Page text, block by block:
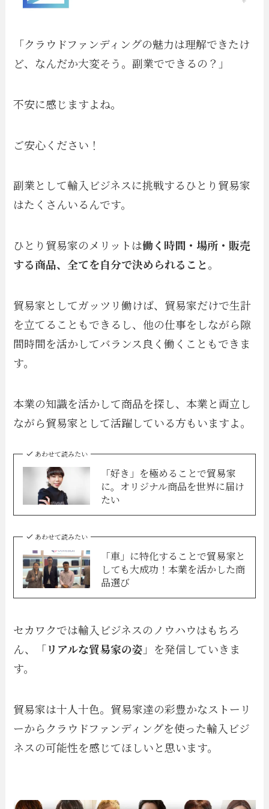
「クラウドファンディングの魅力は理解できたけ
ど、なんだか大変そう。副業でできるの？」
不安に感じますよね。
ご安心ください！
副業として輸入ビジネスに挑戦するひとり貿易家
はたくさんいるんです。
ひとり貿易家のメリットは働く時間・場所・販売
する商品、全てを自分で決められること。
貿易家としてガッツリ働けば、貿易家だけで生計
を立てることもできるし、他の仕事をしながら隙
間時間を活かしてバランス良く働くこともできま
す。
本業の知識を活かして商品を探し、本業と両立し
ながら貿易家として活躍している方もいますよ。
あわせて読みたい
「好き」を極めることで貿易家
に。オリジナル商品を世界に届け
たい
あわせて読みたい
「車」に特化することで貿易家と
しても大成功！本業を活かした商
品選び
セカワクでは輸入ビジネスのノウハウはもちろ
ん、「リアルな貿易家の姿 」を発信していきま
す。
貿易家は十人十色。貿易家達の彩豊かなストーリ
ーからクラウドファンディングを使った輸入ビジ
ネスの可能性を感じてほしいと思います。